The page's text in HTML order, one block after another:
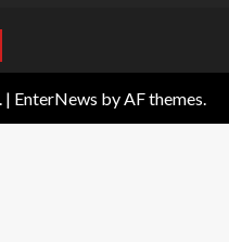
| EnterNews by AF themes.